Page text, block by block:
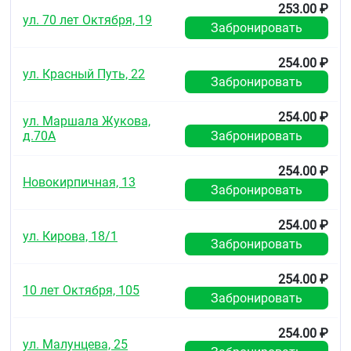
повышенная раздражительность.
симптоматических лекарственных средств.
Специфического антидота не существует.
Гемодиализ неэффективен.
Взаимодействие с другими
лекарственными средствами
псевдоэфедрином, циметидином, кетоконазолом,
эритромицином, азитромицином, диазепамом и
глипизидом не обнаружено.
Совместное назначение с теофиллином (400 мг/
сут) приводит к снижению общего клиренса
Миелотоксические лекарственные средства
усиливают проявления гематотоксичности
ул. 70 лет Октября, 19
253.00 ₽
Забронировать
ул. Красный Путь, 22
254.00 ₽
Забронировать
ул. Маршала Жукова,
д.70А
254.00 ₽
Забронировать
Новокирпичная, 13
254.00 ₽
Забронировать
ул. Кирова, 18/1
254.00 ₽
Забронировать
10 лет Октября, 105
254.00 ₽
Забронировать
ул. Малунцева, 25
254.00 ₽